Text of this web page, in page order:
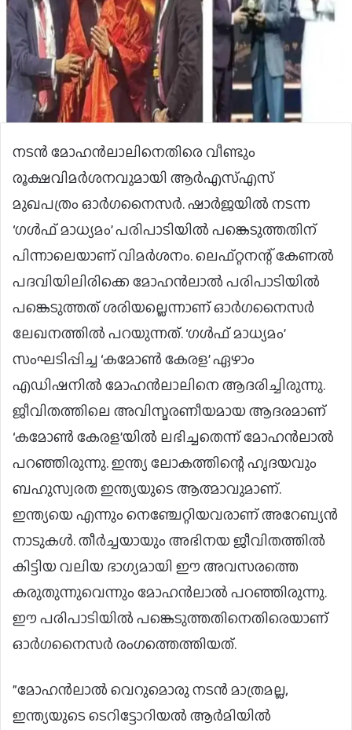
നടൻ മോഹൻലാലിനെതിരെ വീണ്ടും
രൂക്ഷവിമ‍ർശനവുമായി ആർഎസ്എസ്
മുഖപത്രം ഓർ​ഗനൈസർ. ഷാർജയിൽ നടന്ന
‘ഗള്‍ഫ് മാധ്യമം’ പരിപാടിയിൽ പങ്കെടുത്തതിന്
പിന്നാലെയാണ് വിമർശനം. ലെഫ്റ്റനന്റ് കേണൽ
പദവിയിലിരിക്കെ മോഹൻലാൽ പരിപാടിയിൽ
പങ്കെടുത്തത് ശരിയല്ലെന്നാണ് ഓർഗനൈസർ
ലേഖനത്തിൽ പറയുന്നത്. ‘ഗള്‍ഫ് മാധ്യമം’
സംഘടിപ്പിച്ച ‘കമോണ്‍ കേരള’ ഏഴാം
എഡിഷനില്‍ മോഹന്‍ലാലിനെ ആദരിച്ചിരുന്നു.
ജീവിതത്തിലെ അവിസ്മരണീയമായ ആദരമാണ്
‘കമോണ്‍ കേരള’യില്‍ ലഭിച്ചതെന്ന് മോഹന്‍ലാല്‍
പറഞ്ഞിരുന്നു. ഇന്ത്യ ലോകത്തിന്റെ ഹൃദയവും
ബഹുസ്വരത ഇന്ത്യയുടെ ആത്മാവുമാണ്.
ഇന്ത്യയെ എന്നും നെഞ്ചേറ്റിയവരാണ് അറേബ്യന്‍
നാടുകള്‍. തീര്‍ച്ചയായും അഭിനയ ജീവിതത്തില്‍
കിട്ടിയ വലിയ ഭാഗ്യമായി ഈ അവസരത്തെ
കരുതുന്നുവെന്നും മോഹന്‍ലാല്‍ പറഞ്ഞിരുന്നു.
ഈ പരിപാടിയില്‍ പങ്കെടുത്തതിനെതിരെയാണ്
ഓര്‍ഗനൈസര്‍ രംഗത്തെത്തിയത്.
”മോഹന്‍ലാല്‍ വെറുമൊരു നടന്‍ മാത്രമല്ല,
ഇന്ത്യയുടെ ടെറിട്ടോറിയല്‍ ആര്‍മിയില്‍